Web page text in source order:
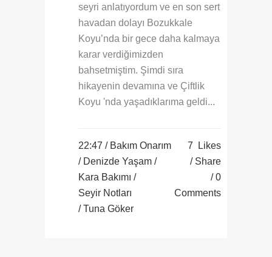
seyri anlatıyordum ve en son sert
havadan dolayı Bozukkale
Koyu’nda bir gece daha kalmaya
karar verdiğimizden
bahsetmiştim. Şimdi sıra
hikayenin devamına ve Çiftlik
Koyu 'nda yaşadıklarıma geldi...
22:47 / Bakım Onarım
/ Denizde Yaşam /
Kara Bakımı /
Seyir Notları
/ Tuna Göker
7
Likes
Share
0
Comments